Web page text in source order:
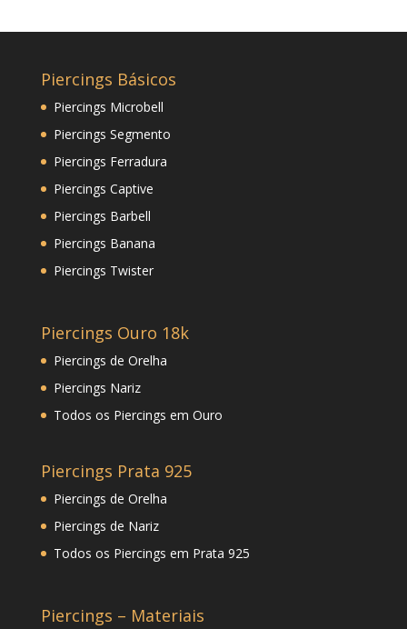
Piercings Básicos
Piercings Microbell
Piercings Segmento
Piercings Ferradura
Piercings Captive
Piercings Barbell
Piercings Banana
Piercings Twister
Piercings Ouro 18k
Piercings de Orelha
Piercings Nariz
Todos os Piercings em Ouro
Piercings Prata 925
Piercings de Orelha
Piercings de Nariz
Todos os Piercings em Prata 925
Piercings – Materiais